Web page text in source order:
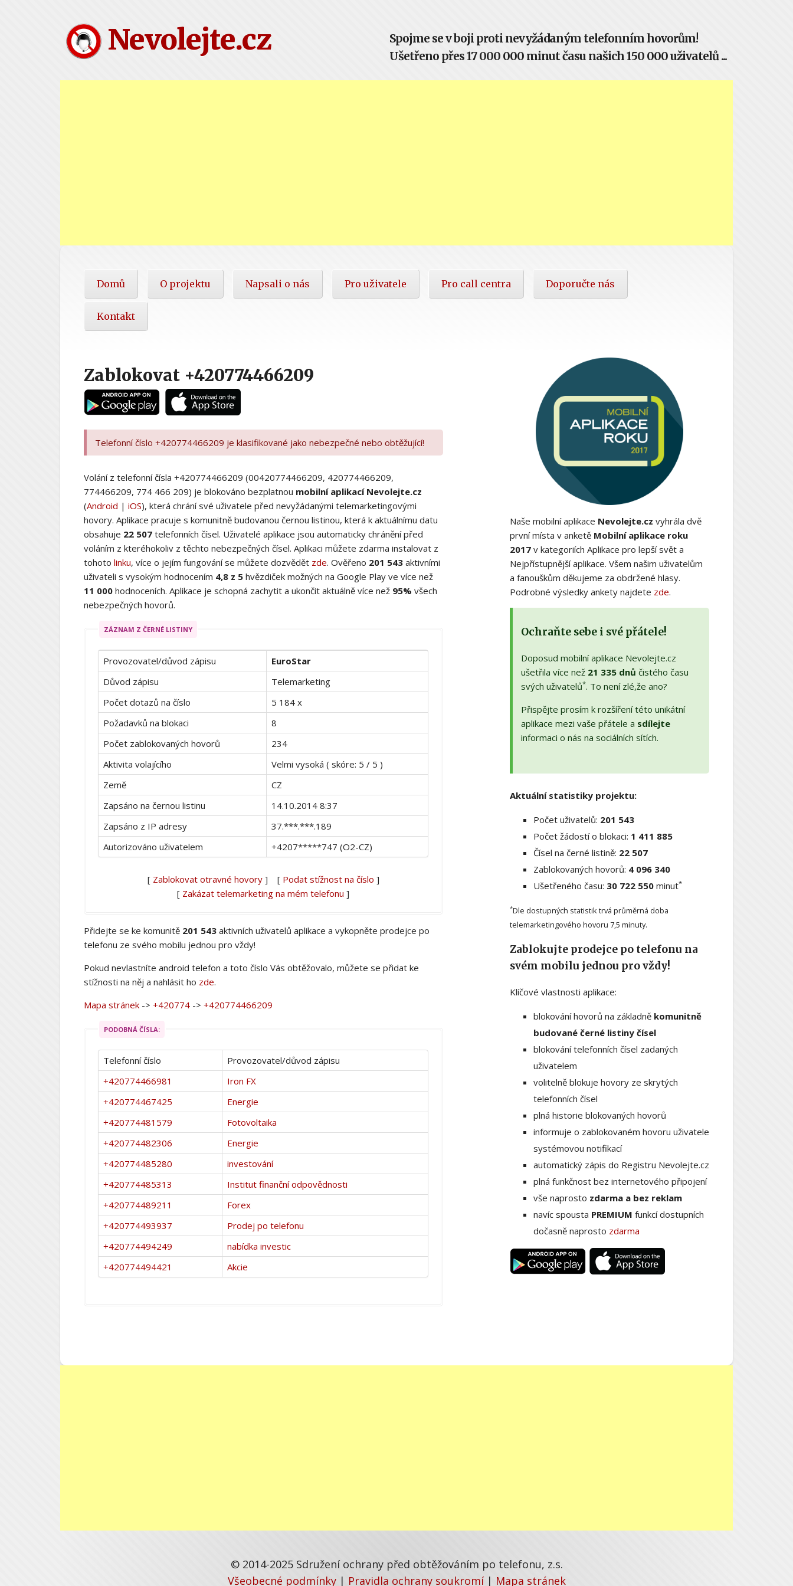
Nevolejte.cz
Spojme se v boji proti nevyžádaným telefonním hovorům!
Ušetřeno přes 17 000 000 minut času našich 150 000 uživatelů ...
Domů O projektu Napsali o nás Pro uživatele Pro call centra Doporučte nás
Kontakt
Zablokovat +420774466209
Telefonní číslo +420774466209 je klasifikované jako nebezpečné nebo obtěžující!
Volání z telefonní čísla +420774466209 (00420774466209, 420774466209,
774466209, 774 466 209) je blokováno bezplatnou mobilní aplikací Nevolejte.cz
(Android | iOS), která chrání své uživatele před nevyžádanými telemarketingovými
hovory. Aplikace pracuje s komunitně budovanou černou listinou, která k aktuálnímu datu
obsahuje 22 507 telefonních čísel. Uživatelé aplikace jsou automaticky chránění před
voláním z kteréhokoliv z těchto nebezpečných čísel. Aplikaci můžete zdarma instalovat z
tohoto linku, více o jejím fungování se můžete dozvědět zde. Ověřeno 201 543 aktivními
uživateli s vysokým hodnocením 4,8 z 5 hvězdiček možných na Google Play ve více než
11 000 hodnoceních. Aplikace je schopná zachytit a ukončit aktuálně více než 95% všech
nebezpečných hovorů.
ZÁZNAM Z ČERNÉ LISTINY
Provozovatel/důvod zápisu
EuroStar
Důvod zápisu
Telemarketing
Počet dotazů na číslo
5 184 x
Požadavků na blokaci
8
Počet zablokovaných hovorů
234
Aktivita volajícího
Velmi vysoká ( skóre: 5 / 5 )
Země
CZ
Zapsáno na černou listinu
14.10.2014 8:37
Zapsáno z IP adresy
37.***.***.189
Autorizováno uživatelem
+4207*****747 (O2-CZ)
[ Zablokovat otravné hovory] [ Podat stížnost na číslo ]
[ Zakázat telemarketing na mém telefonu ]
Přidejte se ke komunitě 201 543 aktivních uživatelů aplikace a vykopněte prodejce po
telefonu ze svého mobilu jednou pro vždy!
Pokud nevlastníte android telefon a toto číslo Vás obtěžovalo, můžete se přidat ke
stížnosti na něj a nahlásit ho zde.
Mapa stránek -> +420774 -> +420774466209
PODOBNÁ ČÍSLA:
Telefonní číslo
Provozovatel/důvod zápisu
+420774466981
Iron FX
+420774467425
Energie
+420774481579
Fotovoltaika
+420774482306
Energie
+420774485280
investování
+420774485313
Institut finanční odpovědnosti
+420774489211
Forex
+420774493937
Prodej po telefonu
+420774494249
nabídka investic
+420774494421
Akcie
Naše mobilní aplikace Nevolejte.cz vyhrála dvě
první místa v anketě Mobilní aplikace roku
2017v kategoriích Aplikace pro lepší svět a
Nejpřístupnější aplikace. Všem našim uživatelům
a fanouškům děkujeme za obdržené hlasy.
Podrobné výsledky ankety najdete zde.
Ochraňte sebe i své přátele!
Doposud mobilní aplikace Nevolejte.cz
ušetřila více než 21 335 dnů čistého času
svých uživatelů*. To není zlé,že ano?
Přispějte prosím k rozšíření této unikátní
aplikace mezi vaše přátele a sdílejte
informaci o nás na sociálních sítích.
Aktuální statistiky projektu:
Počet uživatelů: 201 543
Počet žádostí o blokaci: 1 411 885
Čísel na černé listině: 22 507
Zablokovaných hovorů: 4 096 340
Ušetřeného času: 30 722 550minut*
*Dle dostupných statistik trvá průměrná doba
telemarketingového hovoru 7,5 minuty.
Zablokujte prodejce po telefonu na
svém mobilu jednou pro vždy!
Klíčové vlastnosti aplikace:
blokování hovorů na základně komunitně
budované černé listiny čísel
blokování telefonních čísel zadaných
uživatelem
volitelně blokuje hovory ze skrytých
telefonních čísel
plná historie blokovaných hovorů
informuje o zablokovaném hovoru uživatele
systémovou notifikací
automatický zápis do Registru Nevolejte.cz
plná funkčnost bez internetového připojení
vše naprosto zdarma a bez reklam
navíc spousta PREMIUM funkcí dostupních
dočasně naprosto zdarma
© 2014-2025 Sdružení ochrany před obtěžováním po telefonu, z.s.
Všeobecné podmínky | Pravidla ochrany soukromí | Mapa stránek